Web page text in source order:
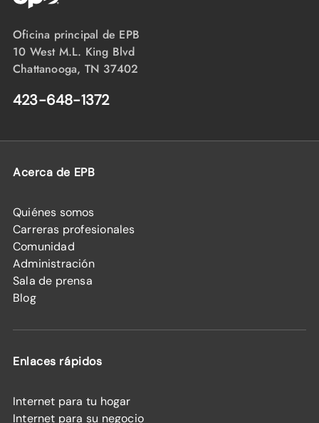
Oficina principal de EPB
10 West M.L. King Blvd
Chattanooga, TN 37402
423-648-1372
Acerca de EPB
Quiénes somos
Carreras profesionales
Comunidad
Administración
Sala de prensa
Blog
Enlaces rápidos
Internet para tu hogar
Internet para su negocio